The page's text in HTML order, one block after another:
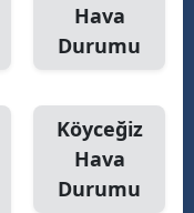
Hava
Durumu
Köyceğiz
Hava
Durumu